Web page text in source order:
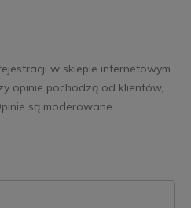
w sklepie internetowym
opinie pochodzą od klientów,
są moderowane.